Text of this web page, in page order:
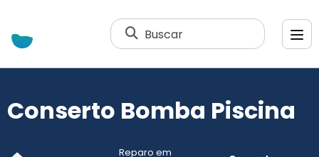
Buscar
Conserto Bomba Piscina
Reparo em